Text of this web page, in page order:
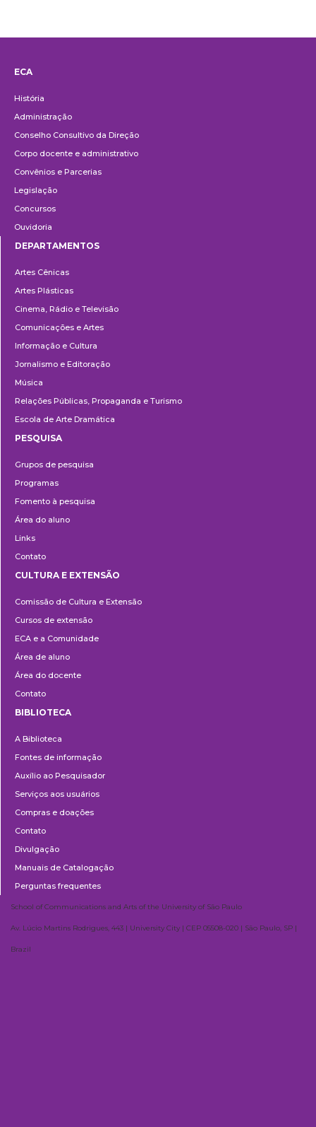
ECA
História
Administração
Conselho Consultivo da Direção
Corpo docente e administrativo
Convênios e Parcerias
Legislação
Concursos
Ouvidoria
DEPARTAMENTOS
Artes Cênicas
Artes Plásticas
Cinema, Rádio e Televisão
Comunicações e Artes
Informação e Cultura
Jornalismo e Editoração
Música
Relações Públicas, Propaganda e Turismo
Escola de Arte Dramática
PESQUISA
Grupos de pesquisa
Programas
Fomento à pesquisa
Área do aluno
Links
Contato
e
Extensão
CULTURA E EXTENSÃO
Comissão de Cultura e Extensão
Cursos de extensão
ECA e a Comunidade
Área de aluno
Área do docente
Contato
BIBLIOTECA
A Biblioteca
Fontes de informação
Auxílio ao Pesquisador
Serviços aos usuários
Compras e doações
Contato
Divulgação
Manuais de Catalogação
Perguntas frequentes
School of Communications and Arts of the University of São Paulo
Av. Lúcio Martins Rodrigues, 443 | University City | CEP 05508-020 | São Paulo, SP |
Brazil